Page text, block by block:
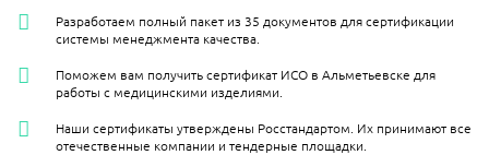
Разработаем полный пакет из 35 документов для сертификации
системы менеджмента качества.
Поможем вам получить сертификат ИСО в Альметьевске для
работы с медицинскими изделиями.
Наши сертификаты утверждены Росстандартом. Их принимают все
отечественные компании и тендерные площадки.